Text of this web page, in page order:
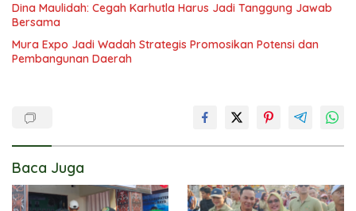
Dina Maulidah: Cegah Karhutla Harus Jadi Tanggung Jawab
Bersama
Mura Expo Jadi Wadah Strategis Promosikan Potensi dan
Pembangunan Daerah
Baca Juga